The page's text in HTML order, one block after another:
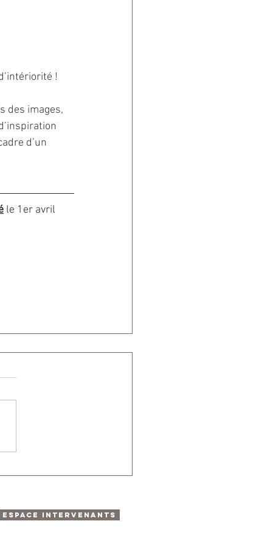
!
des images,
d’un
le 1er avril
ESPACE INTERVENANTS